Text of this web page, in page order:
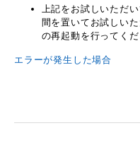
上記をお試しいただ
間を置いてお試しい
の再起動を行ってくだ
エラーが発生した場合